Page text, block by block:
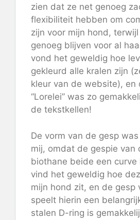
zien dat ze net genoeg
flexibiliteit hebben om
zijn voor mijn hond,
genoeg blijven voor al
vond het geweldig hoe
gekleurd alle kralen zijn
kleur van de website), en
“Lorelei” was zo
de tekstkellen!
De vorm van de gesp
mij, omdat de gespie van
biothane beide een curve
vind het geweldig hoe
mijn hond zit, en de gesp
speelt hierin een
stalen D-ring is